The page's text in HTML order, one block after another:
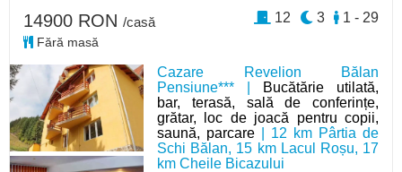
Cazare Revelion Bălan
Pensiune*** |
Bucătărie utilată,
bar, terasă, sală de conferințe,
grătar, loc de joacă pentru copii,
saună, parcare | 12 km Pârtia de
Schi Bălan, 15 km Lacul Roșu, 17
km Cheile Bicazului
14900 RON /casă
Fără masă
1 - 29
3
12